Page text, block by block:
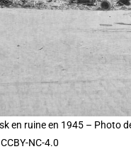
en ruine en 1945 – Photo
NC-4.0